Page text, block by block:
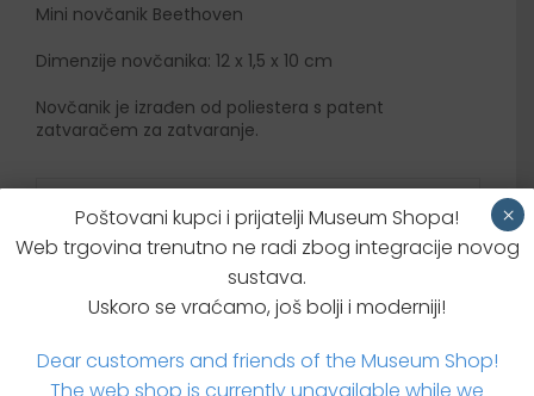
Mini novčanik Beethoven
Dimenzije novčanika: 12 x 1,5 x 10 cm
Novčanik je izrađen od poliestera s patent
zatvaračem za zatvaranje.
Brzi upit za proizvodom
Poštovani kupci i prijatelji Museum Shopa!
Web trgovina trenutno ne radi zbog integracije novog
sustava.
Uskoro se vraćamo, još bolji i moderniji!
Dear customers and friends of the Museum Shop!
The web shop is currently unavailable while we
×